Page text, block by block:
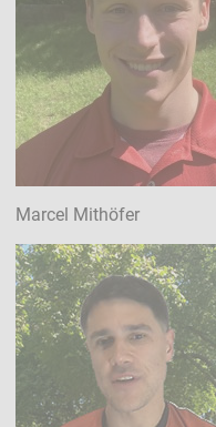
Marcel Mithöfer